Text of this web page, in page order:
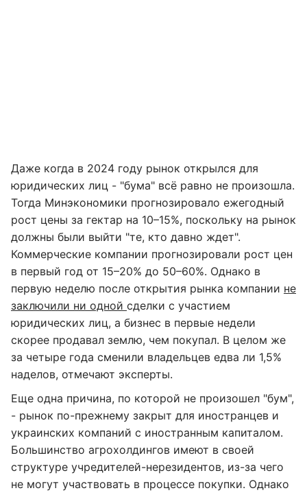
Даже когда в 2024 году рынок открылся для
юридических лиц - "бума" всё равно не произошла.
Тогда Минэкономики прогнозировало ежегодный
рост цены за гектар на 10–15%, поскольку на рынок
должны были выйти "те, кто давно ждет".
Коммерческие компании прогнозировали рост цен
в первый год от 15–20% до 50–60%. Однако в
первую неделю после открытия рынка компании не
заключили ни одной сделки с участием
юридических лиц, а бизнес в первые недели
скорее продавал землю, чем покупал. В целом же
за четыре года сменили владельцев едва ли 1,5%
наделов, отмечают эксперты.
Еще одна причина, по которой не произошел "бум",
- рынок по-прежнему закрыт для иностранцев и
украинских компаний с иностранным капиталом.
Большинство агрохолдингов имеют в своей
структуре учредителей-нерезидентов, из-за чего
не могут участвовать в процессе покупки. Однако